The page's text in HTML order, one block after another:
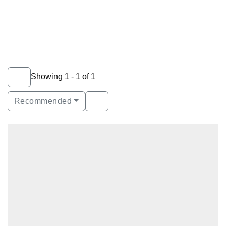
Showing 1 - 1 of 1
Recommended